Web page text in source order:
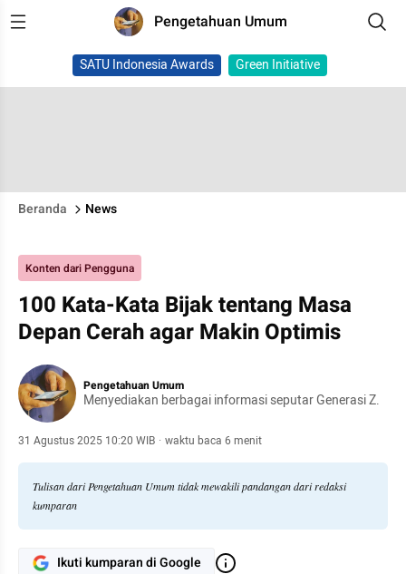
Pengetahuan Umum
SATU Indonesia Awards Green Initiative
Beranda News
Konten dari Pengguna
100 Kata-Kata Bijak tentang Masa
Depan Cerah agar Makin Optimis
Pengetahuan Umum
Menyediakan berbagai informasi seputar Generasi Z.
31 Agustus 2025 10:20 WIB · waktu baca 6 menit
Tulisan dari Pengetahuan Umum tidak mewakili pandangan dari redaksi
kumparan
Ikuti kumparan di Google